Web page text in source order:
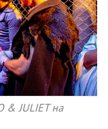
& JULIET на